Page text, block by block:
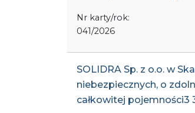
Nr karty/rok:
041/2026
SOLIDRA Sp. z o.o. w
niebezpiecznych, o
całkowitej pojemności3